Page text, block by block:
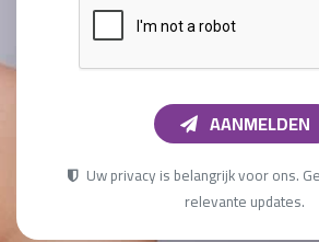
AANMELDEN
Uw privacy is belangrijk voor ons.
relevante updates.